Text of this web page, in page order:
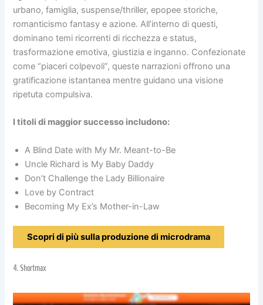
urbano, famiglia, suspense/thriller, epopee storiche,
romanticismo fantasy e azione. All’interno di questi,
dominano temi ricorrenti di ricchezza e status,
trasformazione emotiva, giustizia e inganno. Confezionate
come “piaceri colpevoli”, queste narrazioni offrono una
gratificazione istantanea mentre guidano una visione
ripetuta compulsiva.
I titoli di maggior successo includono:
A Blind Date with My Mr. Meant-to-Be
Uncle Richard is My Baby Daddy
Don’t Challenge the Lady Billionaire
Love by Contract
Becoming My Ex’s Mother-in-Law
Scopri di più sulla produzione di microdrama
4. Shortmax